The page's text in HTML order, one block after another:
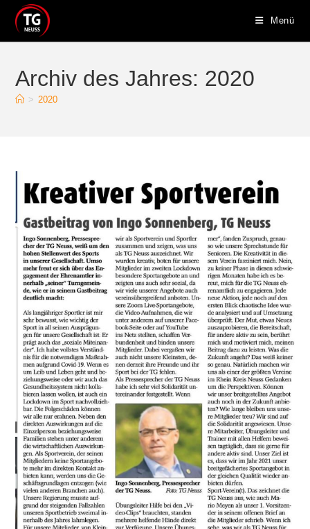
Inhalt
springen
Menü
Archiv des Jahres: 2020
> 2020